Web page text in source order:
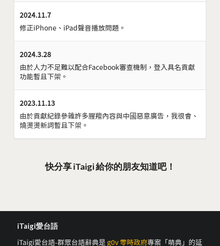
2024.11.7
修正iPhone、iPad聲音播放問題。
2024.3.28
由於人力不足難以配合Facebook審查機制，登入具名貢獻
功能暫且下架。
2023.11.13
由於貢獻紀錄參雜許多腥羶內容與中國惡意廣告，我很會、
燒燙燙新詞暫且下架。
快分享 iTaigi 給你的朋友知道吧！
iTaigi愛台語
iTaigi愛台語-群眾台語辭典是 g0v 零時政府專案「萌典」的延